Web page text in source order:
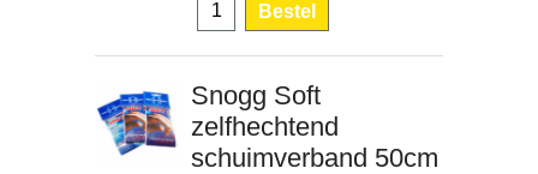
Bestel
Snogg Soft
zelfhechtend
schuimverband 50cm